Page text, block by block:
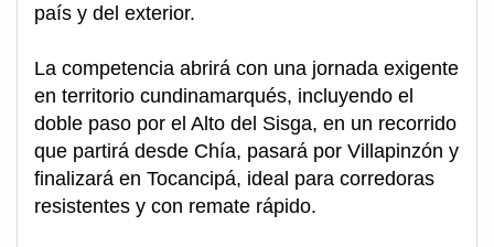
país y del exterior.
La competencia abrirá con una jornada exigente
en territorio cundinamarqués, incluyendo el
doble paso por el Alto del Sisga, en un recorrido
que partirá desde Chía, pasará por Villapinzón y
finalizará en Tocancipá, ideal para corredoras
resistentes y con remate rápido.